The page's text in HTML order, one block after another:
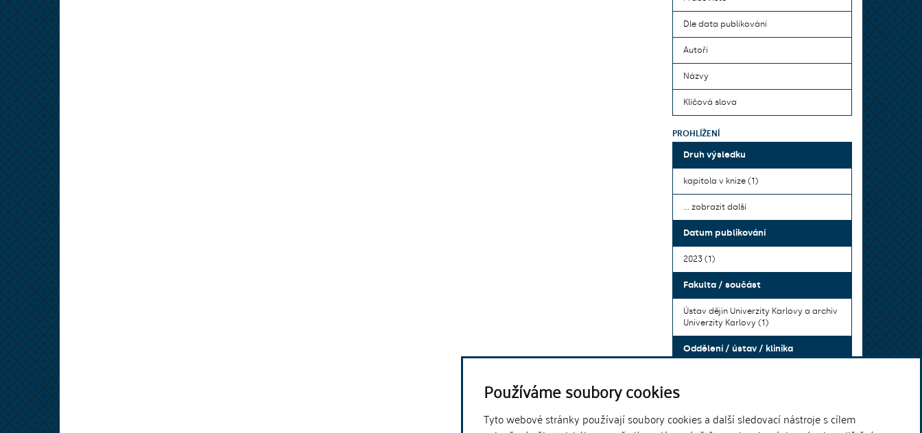
Používáme soubory cookies
Tyto webové stránky používají soubory cookies a další sledovací nástroje s cílem
Dle data publikování
Autoři
Názvy
Klíčová slova
PROHLÍŽENÍ
Druh výsledku
kapitola v knize (1)
... zobrazit další
Datum publikování
2023 (1)
Fakulta / součást
Ústav dějin Univerzity Karlovy a archiv
Univerzity Karlovy (1)
Oddělení / ústav / klinika